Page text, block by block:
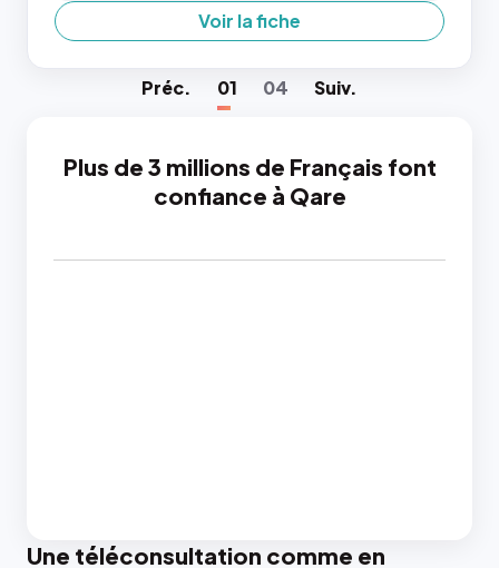
Voir la fiche
Préc. 01 04 Suiv.
Plus de 3 millions de Français font
confiance à Qare
Une téléconsultation comme en